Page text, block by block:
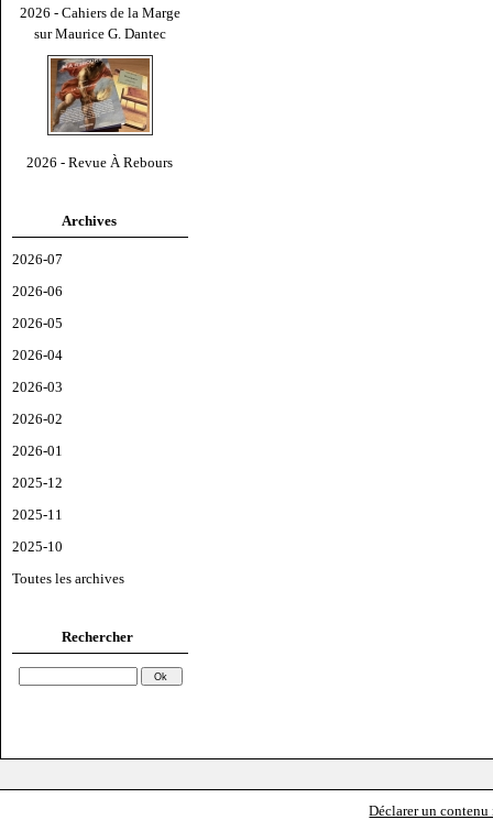
2026 - Cahiers de la Marge
sur Maurice G. Dantec
2026 - Revue À Rebours
Archives
2026-07
2026-06
2026-05
2026-04
2026-03
2026-02
2026-01
2025-12
2025-11
2025-10
Toutes les archives
Rechercher
Déclarer un